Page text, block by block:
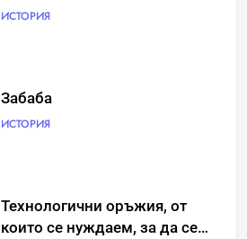
ИСТОРИЯ
Забаба
ИСТОРИЯ
Технологични оръжия, от
които се нуждаем, за да се
Идеи за съвременен дизайн
на баня